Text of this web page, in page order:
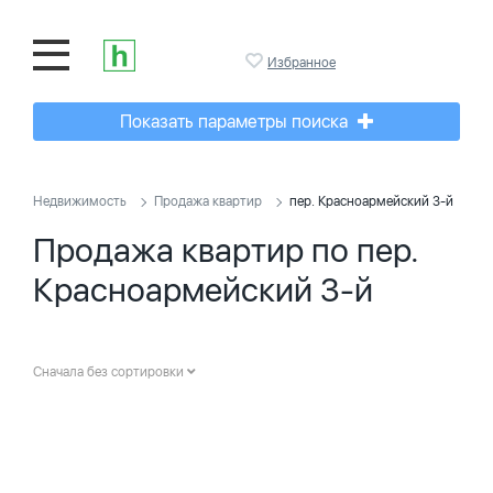
Избранное
Показать параметры поиска
Недвижимость Продажа квартир пер. Красноармейский 3-й
Продажа квартир по пер.
Красноармейский 3-й
Сначала без сортировки